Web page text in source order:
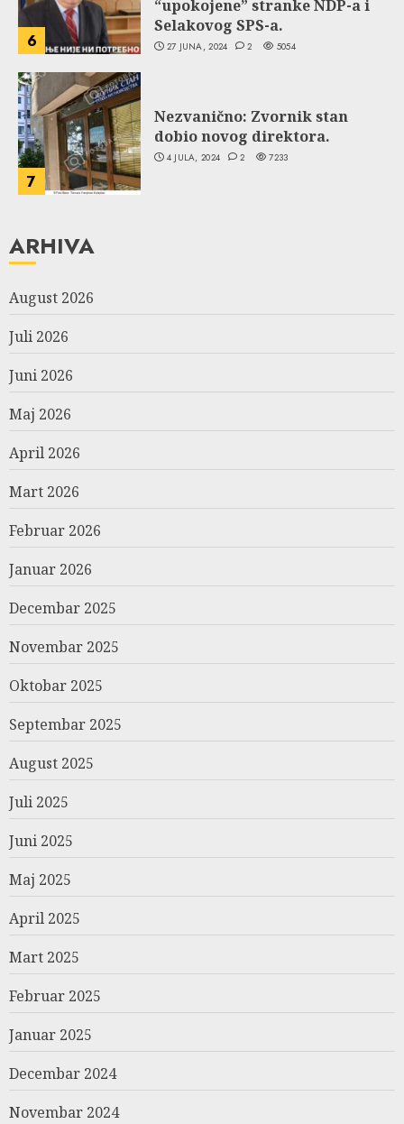
6
“upokojene” stranke NDP-a i
Selakovog SPS-a.
27 JUNA, 2024 2 5054
7
Nezvanično: Zvornik stan
dobio novog direktora.
4 JULA, 2024 2 7233
ARHIVA
August 2026
Juli 2026
Juni 2026
Maj 2026
April 2026
Mart 2026
Februar 2026
Januar 2026
Decembar 2025
Novembar 2025
Oktobar 2025
Septembar 2025
August 2025
Juli 2025
Juni 2025
Maj 2025
April 2025
Mart 2025
Februar 2025
Januar 2025
Decembar 2024
Novembar 2024